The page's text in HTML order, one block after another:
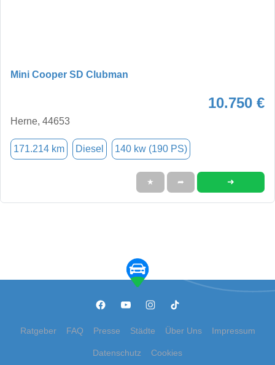
Mini Cooper SD Clubman
10.750 €
Herne, 44653
171.214 km Diesel 140 kw (190 PS)
★ ➦ ➜
Ratgeber FAQ Presse Städte Über Uns Impressum
Datenschutz Cookies